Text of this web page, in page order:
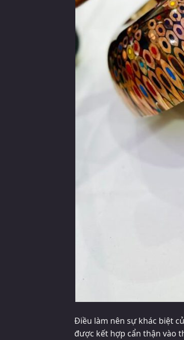
Điều làm nên sự khác biệt
được kết hợp cẩn thận vào